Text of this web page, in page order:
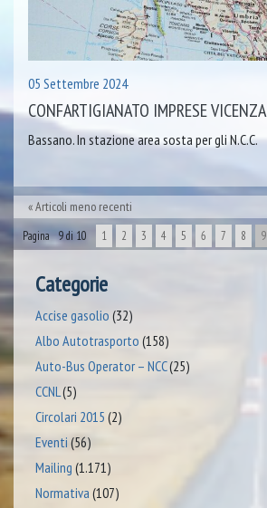
05 Settembre 2024
CONFARTIGIANATO IMPRESE VICENZA
Bassano. In stazione area sosta per gli N.C.C.
Articoli meno recenti
Pagina 9 di 10 1 2 3 4 5 6 7 8 9
Categorie
Accise gasolio (32)
Albo Autotrasporto (158)
Auto-Bus Operator – NCC(25)
CCNL(5)
Circolari 2015 (2)
Eventi (56)
Mailing (1.171)
Normativa (107)